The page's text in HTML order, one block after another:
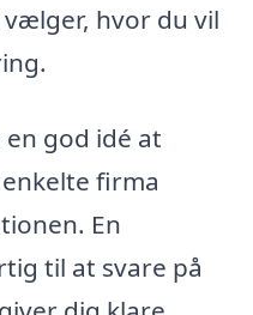
hvor du vil
god idé at
firma
En
til at svare på